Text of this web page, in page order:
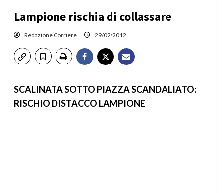
Lampione rischia di collassare
Redazione Corriere 29/02/2012
SCALINATA SOTTO PIAZZA SCANDALIATO:
RISCHIO DISTACCO LAMPIONE